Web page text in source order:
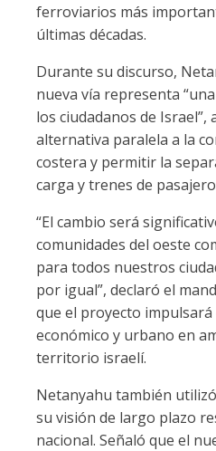
ferroviarios más
últimas décadas.
Durante su discurso,
nueva vía representa
los ciudadanos de Israel”,
alternativa paralela a la
costera y permitir la
carga y trenes de
“El cambio será
comunidades del oeste
para todos nuestros
por igual”, declaró el
que el proyecto
económico y urbano en
territorio israelí.
Netanyahu también
su visión de largo plazo
nacional. Señaló que el